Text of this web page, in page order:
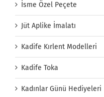
İsme Özel Peçete
Jüt Aplike İmalatı
Kadife Kırlent Modelleri
Kadife Toka
Kadınlar Günü Hediyeleri